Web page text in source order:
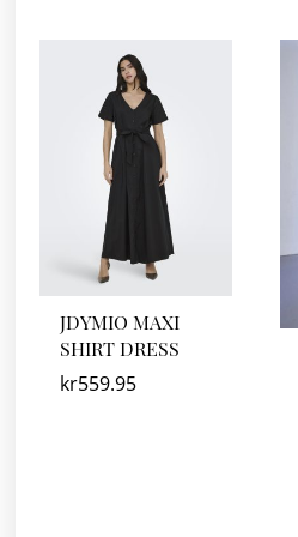
JDYMIO MAXI
SHIRT DRESS
kr559.95